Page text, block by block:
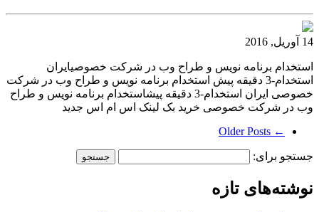
14 آوریل, 2016
استخدام برنامه نویس و طراح وب در شرکت خصوصیایران
استخدام-3 دقیقه پیش استخدام برنامه نویس و طراح وب در شرکت
خصوصی ایران استخدام-3 دقیقه پیشاستخدام برنامه نویس و طراح
وب در شرکت خصوصی خرید بک لینک اس ام اس جدید
← Older Posts
جستجو برای:
نوشته‌های تازه